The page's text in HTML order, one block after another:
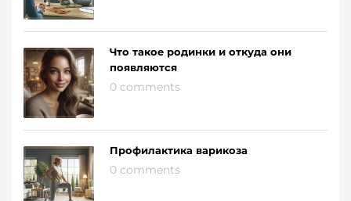
Что такое родинки и откуда они
появляются
0 comments
Профилактика варикоза
0 comments